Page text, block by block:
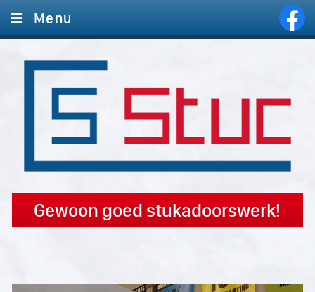
Gewoon goed stukadoorswerk!
Menu
Offerte aanvragen
Contact